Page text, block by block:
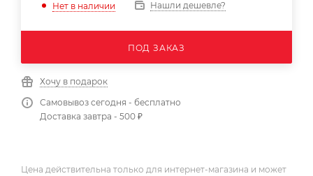
Нет в наличии Нашли дешевле?
ПОД ЗАКАЗ
Хочу в подарок
Самовывоз сегодня - бесплатно
Доставка завтра - 500 ₽
Цена действительна только для интернет-магазина и может